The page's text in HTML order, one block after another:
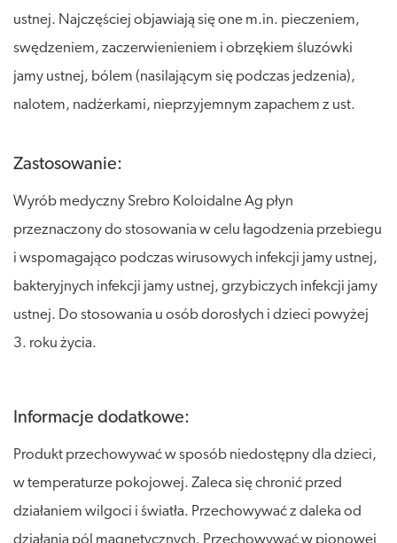
ustnej. Najczęściej objawiają się one m.in. pieczeniem,
swędzeniem, zaczerwienieniem i obrzękiem śluzówki
jamy ustnej, bólem (nasilającym się podczas jedzenia),
nalotem, nadżerkami, nieprzyjemnym zapachem z ust.
Zastosowanie:
Wyrób medyczny Srebro Koloidalne Ag płyn
przeznaczony do stosowania w celu łagodzenia przebiegu
i wspomagająco podczas wirusowych infekcji jamy ustnej,
bakteryjnych infekcji jamy ustnej, grzybiczych infekcji jamy
ustnej. Do stosowania u osób dorosłych i dzieci powyżej
3. roku życia.
Informacje dodatkowe:
Produkt przechowywać w sposób niedostępny dla dzieci,
w temperaturze pokojowej. Zaleca się chronić przed
działaniem wilgoci i światła. Przechowywać z daleka od
działania pól magnetycznych. Przechowywać w pionowej